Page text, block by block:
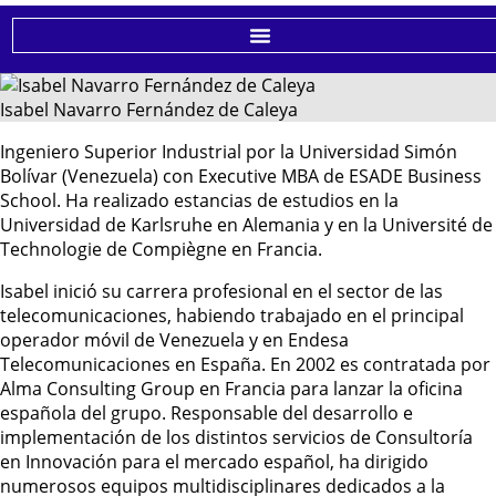
Isabel Navarro Fernández de Caleya
Ingeniero Superior Industrial por la Universidad Simón
Bolívar (Venezuela) con Executive MBA de ESADE Business
School. Ha realizado estancias de estudios en la
Universidad de Karlsruhe en Alemania y en la Université de
Technologie de Compiègne en Francia.
Isabel inició su carrera profesional en el sector de las
telecomunicaciones, habiendo trabajado en el principal
operador móvil de Venezuela y en Endesa
Telecomunicaciones en España. En 2002 es contratada por
Alma Consulting Group en Francia para lanzar la oficina
española del grupo. Responsable del desarrollo e
implementación de los distintos servicios de Consultoría
en Innovación para el mercado español, ha dirigido
numerosos equipos multidisciplinares dedicados a la